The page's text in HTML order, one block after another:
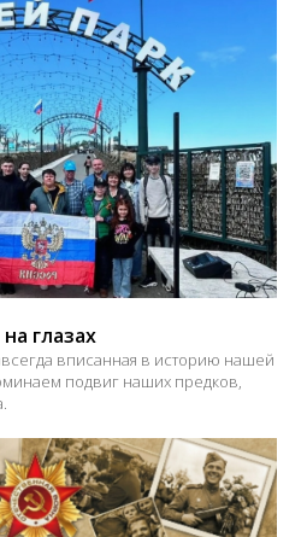
глазах
вписанная в историю нашей
подвиг наших предков,
200 500
2000 5000